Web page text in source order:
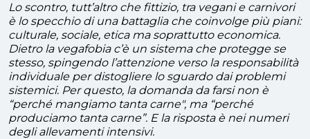
Lo scontro, tutt’altro che fittizio, tra vegani e carnivori
è lo specchio di una battaglia che coinvolge più piani:
culturale, sociale, etica ma soprattutto economica.
Dietro la vegafobia c’è un sistema che protegge se
stesso, spingendo l’attenzione verso la responsabilità
individuale per distogliere lo sguardo dai problemi
sistemici. Per questo, la domanda da farsi non è
“perché mangiamo tanta carne", ma “perché
produciamo tanta carne”. E la risposta è nei numeri
degli allevamenti intensivi.